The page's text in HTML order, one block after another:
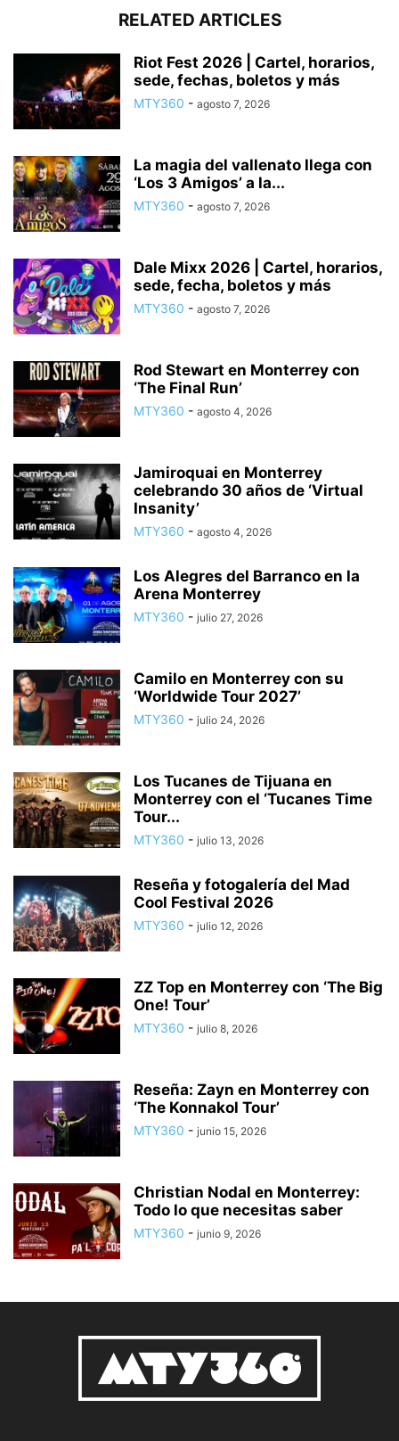
RELATED ARTICLES
Riot Fest 2026 | Cartel, horarios,
sede, fechas, boletos y más
MTY360 - agosto 7, 2026
La magia del vallenato llega con
‘Los 3 Amigos’ a la...
MTY360 - agosto 7, 2026
Dale Mixx 2026 | Cartel, horarios,
sede, fecha, boletos y más
MTY360 - agosto 7, 2026
Rod Stewart en Monterrey con
‘The Final Run’
MTY360 - agosto 4, 2026
Jamiroquai en Monterrey
celebrando 30 años de ‘Virtual
Insanity’
MTY360 - agosto 4, 2026
Los Alegres del Barranco en la
Arena Monterrey
MTY360 - julio 27, 2026
Camilo en Monterrey con su
‘Worldwide Tour 2027’
MTY360 - julio 24, 2026
Los Tucanes de Tijuana en
Monterrey con el ‘Tucanes Time
Tour...
MTY360 - julio 13, 2026
Reseña y fotogalería del Mad
Cool Festival 2026
MTY360 - julio 12, 2026
ZZ Top en Monterrey con ‘The Big
One! Tour’
MTY360 - julio 8, 2026
Reseña: Zayn en Monterrey con
‘The Konnakol Tour’
MTY360 - junio 15, 2026
Christian Nodal en Monterrey:
Todo lo que necesitas saber
MTY360 - junio 9, 2026